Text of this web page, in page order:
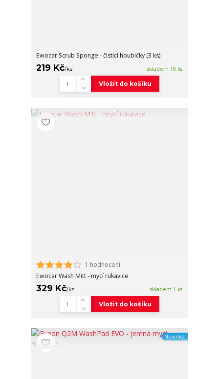
Ewocar Scrub Sponge - čistící houbičky (3 ks)
219 Kč/ks skladem 10 ks
Vložit do košíku
1 hodnocení
Ewocar Wash Mitt - mycí rukavice
329 Kč/ks skladem 1 ks
Vložit do košíku
Novinka